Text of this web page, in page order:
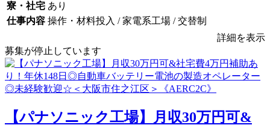
寮・社宅 あり
仕事内容 操作・材料投入 / 家電系工場 / 交替制
詳細を表示
募集が停止しています
【パナソニック工場】月収30万円可&